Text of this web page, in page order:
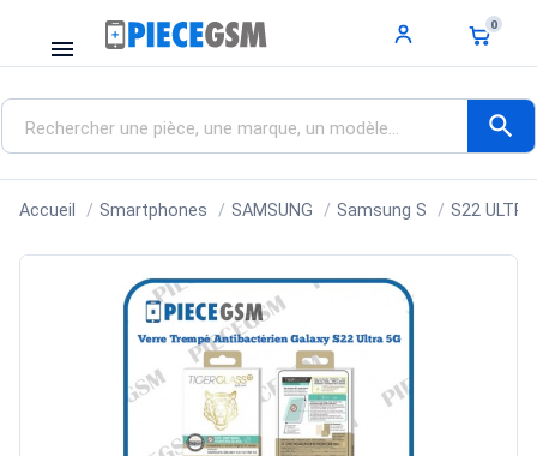
menu
0
search
Accueil Smartphones SAMSUNG Samsung S S22 ULTRA